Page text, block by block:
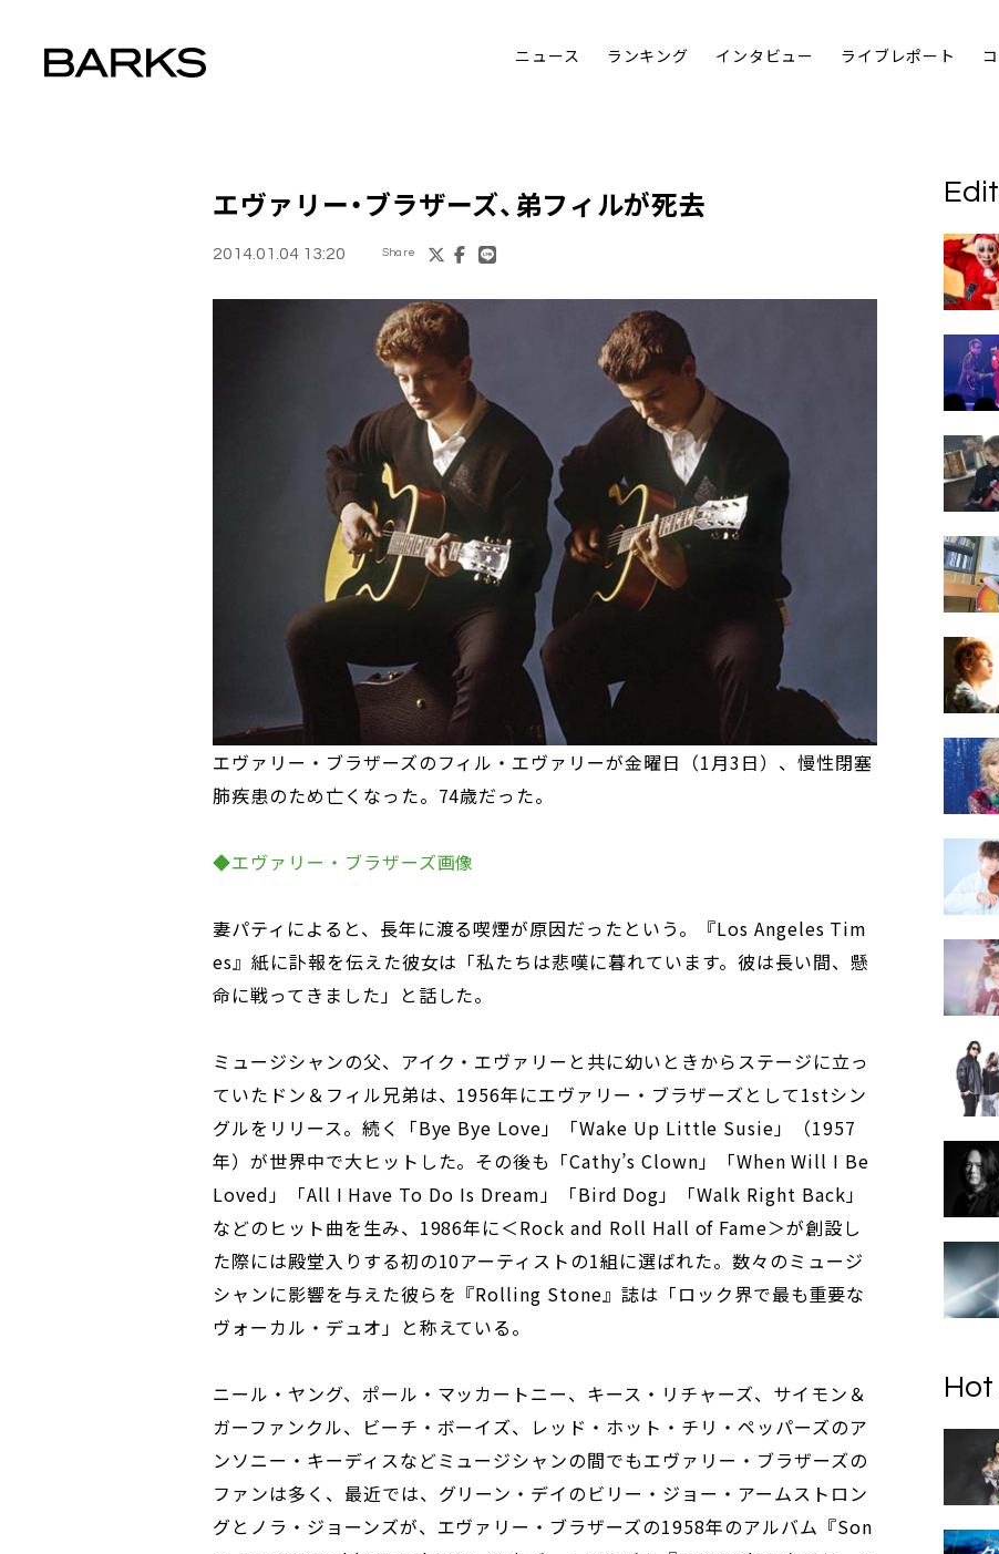
ニュース ランキング インタビュー ライブレポート
エヴァリー・ブラザーズ、弟フィルが死去
2014.01.04 13:20 Share
エヴァリー・ブラザーズのフィル・エヴァリーが金曜日（1月3日）、慢性閉塞
肺疾患のため亡くなった。74歳だった。
◆エヴァリー・ブラザーズ画像
妻パティによると、長年に渡る喫煙が原因だったという。『Los Angeles Tim
es』紙に訃報を伝えた彼女は「私たちは悲嘆に暮れています。彼は長い間、懸
命に戦ってきました」と話した。
ミュージシャンの父、アイク・エヴァリーと共に幼いときからステージに立っ
ていたドン＆フィル兄弟は、1956年にエヴァリー・ブラザーズとして1stシン
グルをリリース。続く「Bye Bye Love」「Wake Up Little Susie」（1957
年）が世界中で大ヒットした。その後も「Cathy’s Clown」「When Will I Be
Loved」「All I Have To Do Is Dream」「Bird Dog」「Walk Right Back」
などのヒット曲を生み、1986年に＜Rock and Roll Hall of Fame＞が創設し
た際には殿堂入りする初の10アーティストの1組に選ばれた。数々のミュージ
シャンに影響を与えた彼らを『Rolling Stone』誌は「ロック界で最も重要な
ヴォーカル・デュオ」と称えている。
ニール・ヤング、ポール・マッカートニー、キース・リチャーズ、サイモン＆
ガーファンクル、ビーチ・ボーイズ、レッド・ホット・チリ・ペッパーズのア
ンソニー・キーディスなどミュージシャンの間でもエヴァリー・ブラザーズの
ファンは多く、最近では、グリーン・デイのビリー・ジョー・アームストロン
グとノラ・ジョーンズが、エヴァリー・ブラザーズの1958年のアルバム『Son